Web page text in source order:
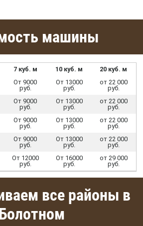
машины
7 куб. м 10 куб. м 20 куб. м
От 9000
руб.
От 13000
руб.
от 22 000
руб.
От 9000
руб.
От 13000
руб.
от 22 000
руб.
От 9000
руб.
От 13000
руб.
от 22 000
руб.
От 9000
руб.
От 13000
руб.
от 22 000
руб.
От 12000
руб.
От 16000
руб.
от 29 000
руб.
все районы в